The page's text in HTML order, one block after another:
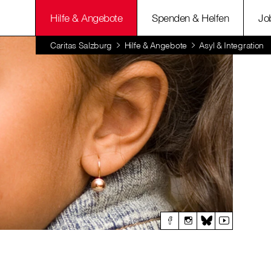
Hilfe & Angebote Spenden & Helfen
Caritas Salzburg Hilfe & Angebote Asyl & Integration